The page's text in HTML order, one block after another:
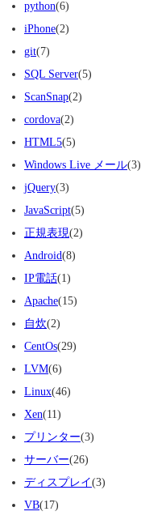
python(6)
iPhone(2)
git(7)
SQL Server(5)
ScanSnap(2)
cordova(2)
HTML5(5)
Windows Live メール(3)
jQuery(3)
JavaScript(5)
正規表現(2)
Android(8)
IP電話(1)
Apache(15)
自炊(2)
CentOs(29)
LVM(6)
Linux(46)
Xen(11)
プリンター(3)
サーバー(26)
ディスプレイ(3)
VB(17)